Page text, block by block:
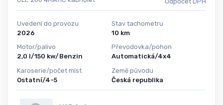
Uvedení do provozu
2026
Motor/palivo
2,0 l/150 kw/Benzin
Karoserie/počet míst
Ostatní/4-5
Stav tachometru
10 km
Převodovka/pohon
Automatická/4x4
Země původu
Česká republika